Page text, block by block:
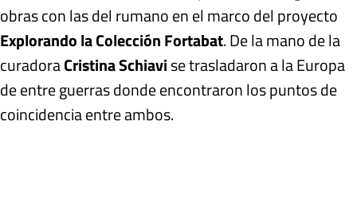
obras con las del rumano en el marco del proyecto
Explorando la Colección Fortabat. De la mano de la
curadoraCristina Schiavise trasladaron a la Europa
de entre guerras donde encontraron los puntos de
coincidencia entre ambos.